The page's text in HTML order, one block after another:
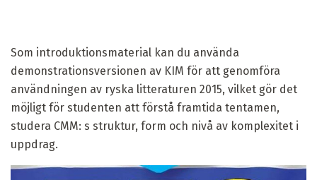
Som introduktionsmaterial kan du använda
demonstrationsversionen av KIM för att genomföra
användningen av ryska litteraturen 2015, vilket gör det
möjligt för studenten att förstå framtida tentamen,
studera CMM: s struktur, form och nivå av komplexitet i
uppdrag.